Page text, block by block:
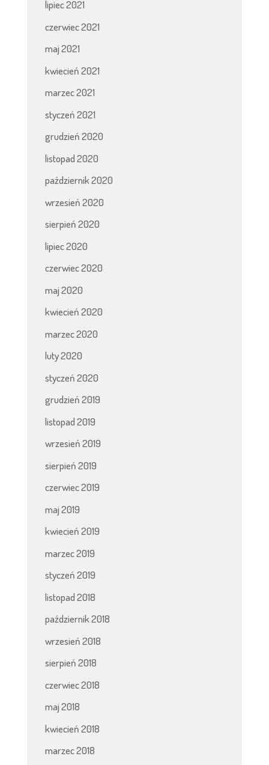
lipiec 2021
czerwiec 2021
maj 2021
kwiecień 2021
marzec 2021
styczeń 2021
grudzień 2020
listopad 2020
październik 2020
wrzesień 2020
sierpień 2020
lipiec 2020
czerwiec 2020
maj 2020
kwiecień 2020
marzec 2020
luty 2020
styczeń 2020
grudzień 2019
listopad 2019
wrzesień 2019
sierpień 2019
czerwiec 2019
maj 2019
kwiecień 2019
marzec 2019
styczeń 2019
listopad 2018
październik 2018
wrzesień 2018
sierpień 2018
czerwiec 2018
maj 2018
kwiecień 2018
marzec 2018